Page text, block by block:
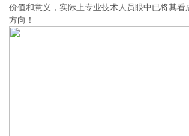
价值和意义，实际上专业技术人员眼中已将其
方向！